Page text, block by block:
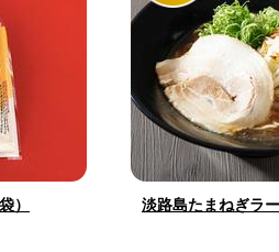
） 淡路島たまねぎラ